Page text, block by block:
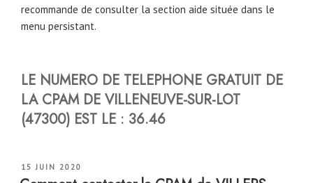
recommande de consulter la section aide située dans le
menu persistant.
LE NUMERO DE TELEPHONE GRATUIT DE
LA CPAM DE VILLENEUVE-SUR-LOT
(47300) EST LE : 36.46
PUBLIÉ
LE
15 JUIN 2020